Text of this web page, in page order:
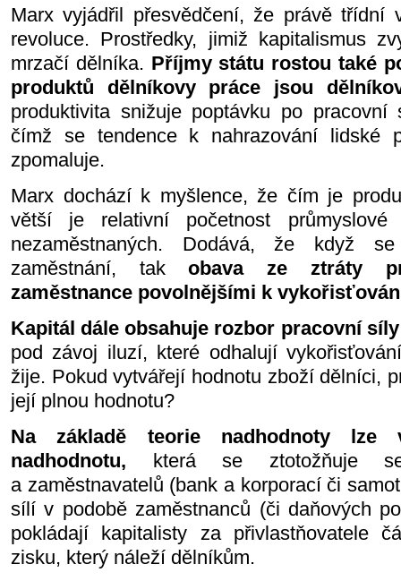
Marx vyjádřil přesvědčení, že právě třídní
revoluce. Prostředky, jimiž kapitalismus
mrzačí dělníka. Příjmy státu rostou také
produktů dělníkovy práce jsou
produktivita snižuje poptávku po
čímž se tendence k nahrazování lidské
zpomaluje.
Marx dochází k myšlence, že čím je
větší je relativní početnost průmyslové
nezaměstnaných. Dodává, že když
zaměstnání, takobava ze ztráty
zaměstnance povolnějšími k
Kapitál dále obsahuje rozbor pracovní
pod závoj iluzí, které odhalují
žije. Pokud vytvářejí hodnotu zboží dělníci,
její plnou hodnotu?
Na základě teorie nadhodnoty lze
nadhodnotu, která se ztotožňuje
a zaměstnavatelů (bank a korporací či
sílí v podobě zaměstnanců (či daňových
pokládají kapitalisty za přivlastňovatele
zisku, který náleží dělníkům.